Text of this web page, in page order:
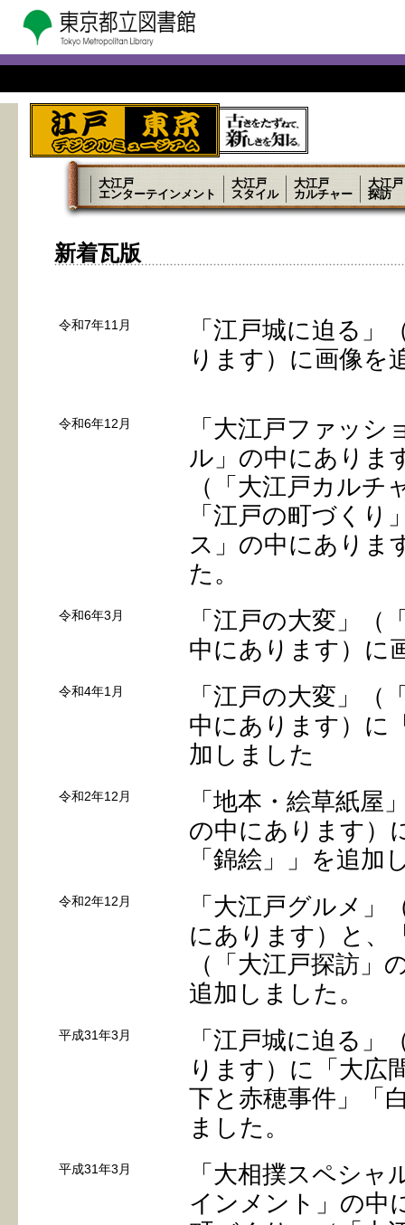
大江戸
エンターテインメント
大江戸
スタイル
大江戸
カルチャー
大江戸
探訪
新着瓦版
令和7年11月
「江戸城に迫る」
ります）に画像を
令和6年12月
「大江戸ファッシ
ル」の中にありま
（「大江戸カル
「江戸の町づくり
ス」の中にありま
た。
令和6年3月
「江戸の大変」（
中にあります）に
令和4年1月
「江戸の大変」（
中にあります）に
加しました
令和2年12月
「地本・絵草紙屋
の中にあります）
「錦絵」」を追加
令和2年12月
「大江戸グルメ」
にあります）と、
（「大江戸探訪」
追加しました。
平成31年3月
「江戸城に迫る」
ります）に「大広
下と赤穂事件」「
ました。
平成31年3月
「大相撲スペシャ
インメント」の中